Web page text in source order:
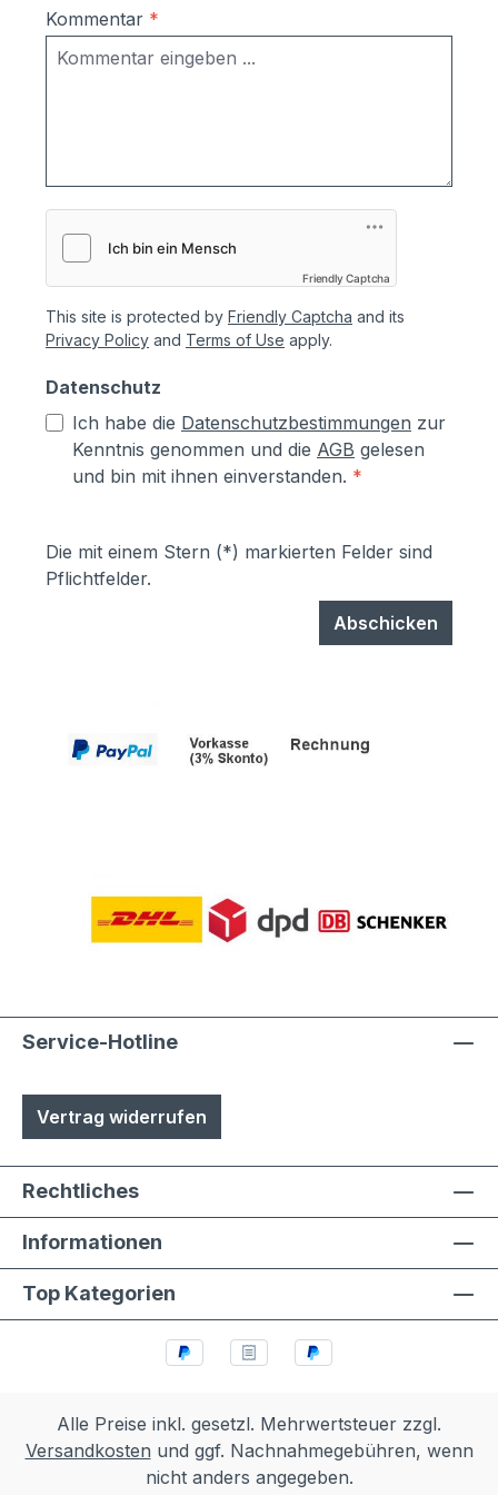
Informationen zu comelit finden Sie
unter https://www.comelitgroup.com/de-
de/ Sollten Sie zusätzliche
Kommentar *
Friendly Captcha
This site is protected by Friendly Captcha and its
Privacy Policy and Terms of Use apply.
Datenschutz
Ich habe die Datenschutzbestimmungen zur
Kenntnis genommen und die AGB gelesen
und bin mit ihnen einverstanden. *
Die mit einem Stern (*) markierten Felder sind
Pflichtfelder.
Abschicken
Service-Hotline
Vertrag widerrufen
Rechtliches
Informationen
Top Kategorien
Alle Preise inkl. gesetzl. Mehrwertsteuer zzgl.
Versandkosten und ggf. Nachnahmegebühren, wenn
nicht anders angegeben.